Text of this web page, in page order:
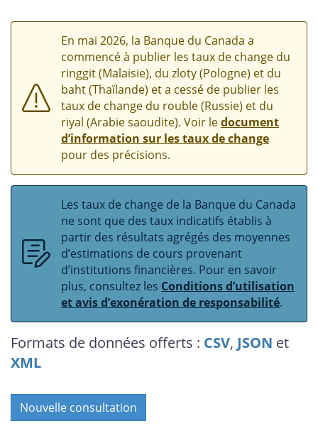
En mai 2026, la Banque du Canada a
commencé à publier les taux de change du
ringgit (Malaisie), du zloty (Pologne) et du
baht (Thaïlande) et a cessé de publier les
taux de change du rouble (Russie) et du
riyal (Arabie saoudite). Voir ledocument
d’information sur les taux de change
pour des précisions.
Les taux de change de la Banque du Canada
ne sont que des taux indicatifs établis à
partir des résultats agrégés des moyennes
d’estimations de cours provenant
d’institutions financières. Pour en savoir
plus, consultez les Conditions d’utilisation
et avis d’exonération de responsabilité.
Formats de données offerts : CSV, JSON et
XML
Nouvelle consultation